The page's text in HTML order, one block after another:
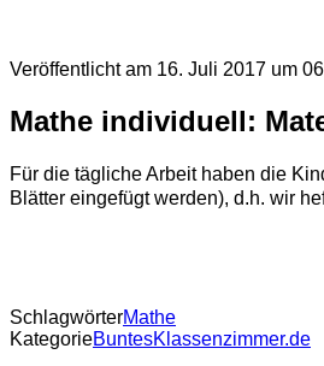
Veröffentlicht am 16. Juli 2017 um
Mathe individuell:
Für die tägliche Arbeit haben die
Blätter eingefügt werden), d.h. wir
SchlagwörterMathe
KategorieBuntesKlassenzimmer.de